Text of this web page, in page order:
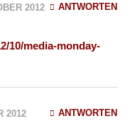
2012 ANTWORTEN
10/media-monday-
2012 ANTWORTEN